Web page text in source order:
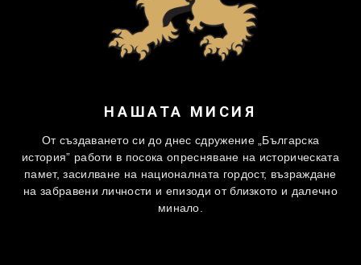
НАШАТА МИСИЯ
От създаването си до днес сдружение „Българска
история” работи в посока опресняване на историческата
памет, засилване на националната гордост, възраждане
на забравени личности и епизоди от близкото и далечно
минало.